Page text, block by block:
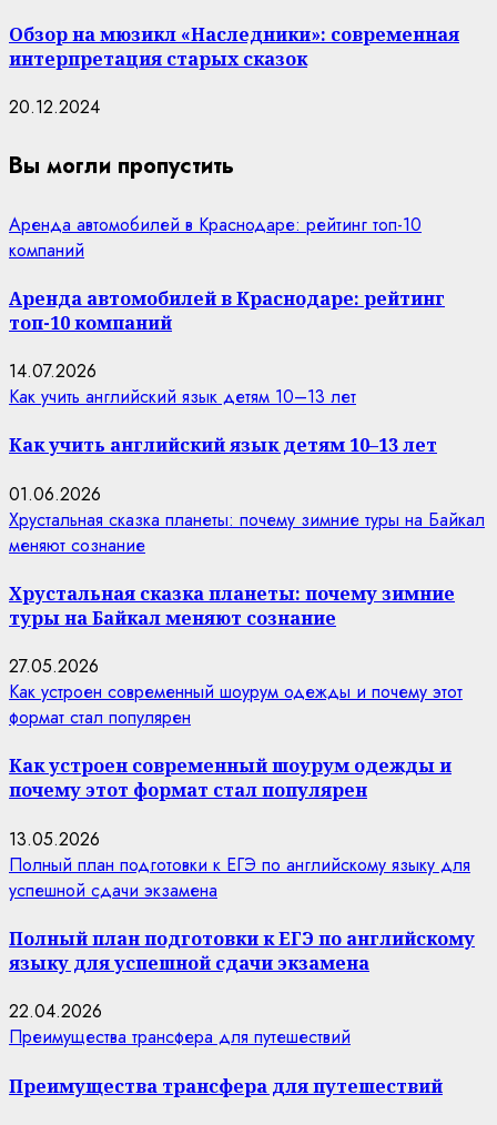
Обзор на мюзикл «Наследники»: современная
интерпретация старых сказок
20.12.2024
Вы могли пропустить
Аренда автомобилей в Краснодаре: рейтинг топ-10
компаний
Аренда автомобилей в Краснодаре: рейтинг
топ-10 компаний
14.07.2026
Как учить английский язык детям 10–13 лет
Как учить английский язык детям 10–13 лет
01.06.2026
Хрустальная сказка планеты: почему зимние туры на Байкал
меняют сознание
Хрустальная сказка планеты: почему зимние
туры на Байкал меняют сознание
27.05.2026
Как устроен современный шоурум одежды и почему этот
формат стал популярен
Как устроен современный шоурум одежды и
почему этот формат стал популярен
13.05.2026
Полный план подготовки к ЕГЭ по английскому языку для
успешной сдачи экзамена
Полный план подготовки к ЕГЭ по английскому
языку для успешной сдачи экзамена
22.04.2026
Преимущества трансфера для путешествий
Преимущества трансфера для путешествий